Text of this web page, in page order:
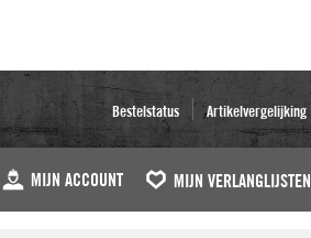
Bestelstatus Artikelvergelijking
MIJN ACCOUNT MIJN VERLANGLIJSTEN